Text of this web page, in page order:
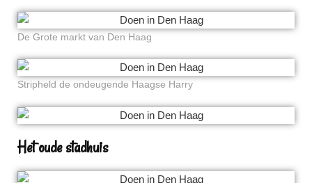
De Grote markt van Den Haag
Stripheld de ondeugende Haagse Harry
Het oude stadhuis